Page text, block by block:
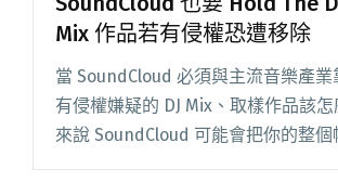
Mix 作品若有侵權恐遭移除
當 SoundCloud 必須與主流音樂產
有侵權嫌疑的 DJ Mix、取樣作品該
來說 SoundCloud 可能會把你的整個
除。 訊息來源來自 Digital Music